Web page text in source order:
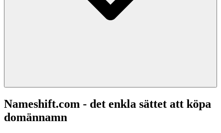
Nameshift.com - det enkla sättet att köpa
domännamn